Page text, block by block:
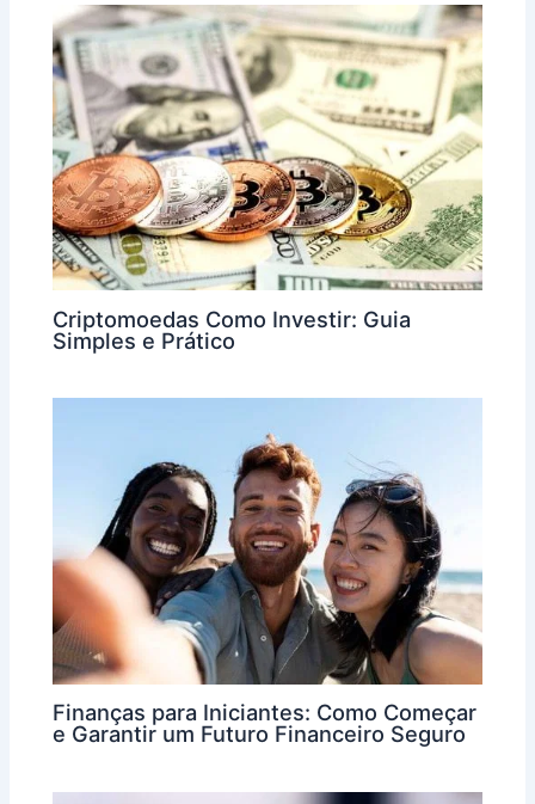
Criptomoedas Como Investir: Guia
Simples e Prático
Finanças para Iniciantes: Como Começar
e Garantir um Futuro Financeiro Seguro